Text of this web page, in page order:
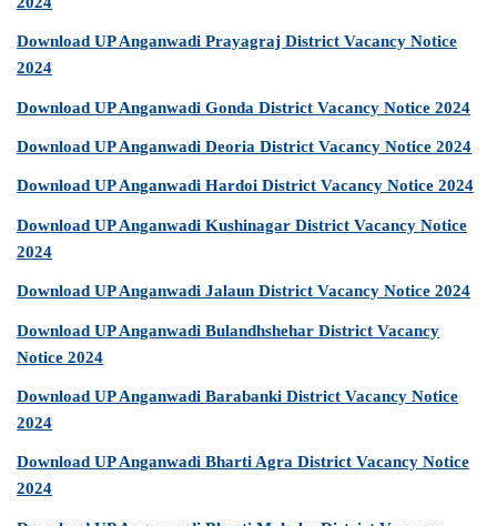
Download UP Anganwadi Prayagraj District Vacancy Notice
2024
Download UP Anganwadi Gonda District Vacancy Notice 2024
Download UP Anganwadi Deoria District Vacancy Notice 2024
Download UP Anganwadi Hardoi District Vacancy Notice 2024
Download UP Anganwadi Kushinagar District Vacancy Notice
2024
Download UP Anganwadi Jalaun District Vacancy Notice 2024
Download UP Anganwadi Bulandhshehar District Vacancy
Notice 2024
Download UP Anganwadi Barabanki District Vacancy Notice
2024
Download UP Anganwadi Bharti Agra District Vacancy Notice
2024